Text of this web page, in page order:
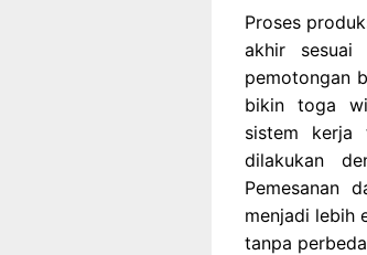
Proses
akhir sesuai
pemotongan
bikin toga
sistem kerja
dilakukan
Pemesanan
menjadi lebih
tanpa